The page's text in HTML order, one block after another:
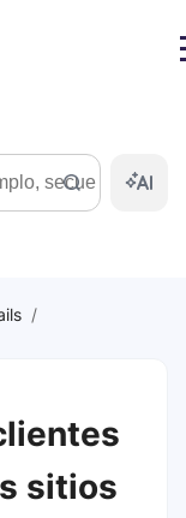
/
sitios